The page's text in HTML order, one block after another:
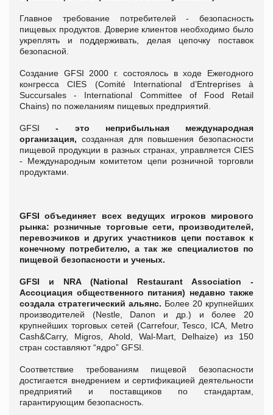
Главное требование потребителей - безопасность
пищевых продуктов. Доверие клиентов необходимо было
укреплять и поддерживать, делая цепочку поставок
безопасной.
Cоздание GFSI 2000 г. состоялось в ходе Ежегодного
конгресса CIES (Comité International d’Entreprises à
Succursales - International Committee of Food Retail
Chains) по пожеланиям пищевых предприятий.
GFSI- это неприбыльная международная
организация, созданная для повышения безопасности
пищевой продукции в разных странах, управляется CIES
- Международным комитетом цепи розничной торговли
продуктами.
GFSI объединяет всех ведущих игроков мирового
рынка: розничные торговые сети, производителей,
перевозчиков и других участников цепи поставок к
конечному потребителю, а так же специалистов по
пищевой безопасности и ученых.
GFSI и NRA (National Restaurant Association -
Ассоциация общественного питания) недавно также
создала стратегический альянс. Более 20 крупнейших
производителей (Nestle, Danon и др.) и более 20
крупнейших торговых сетей (Carrefour, Tesco, ICA, Metro
Cash&Carry, Migros, Ahold, Wal-Mart, Delhaize) из 150
стран составляют “ядро” GFSI.
Соответствие требованиям пищевой безопасности
достигается внедрением и сертификацией деятельности
предприятий и поставщиков по стандартам,
гарантирующим безопасность.